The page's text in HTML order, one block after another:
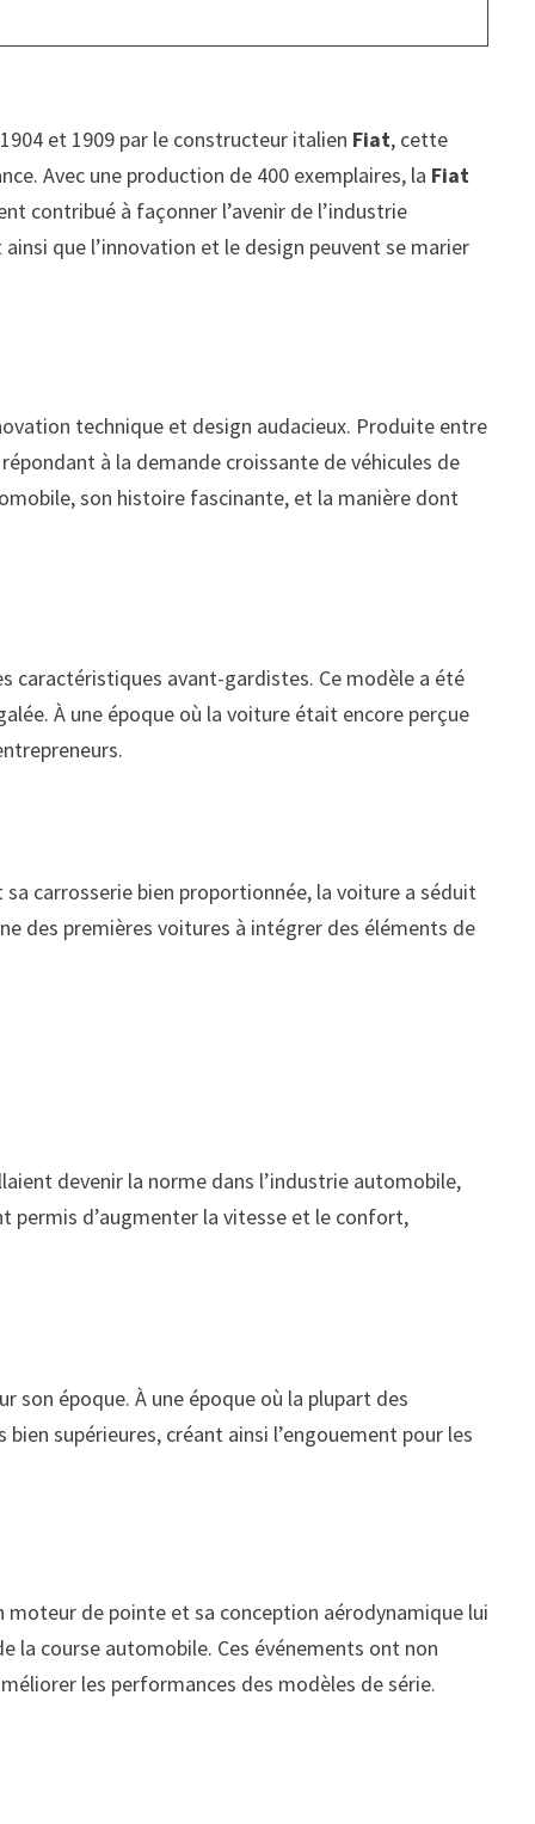
et 1909 par le constructeur italien Fiat, cette
Avec une production de 400 exemplaires, la Fiat
contribué à façonner l’avenir de l’industrie
que l’innovation et le design peuvent se marier
technique et design audacieux. Produite entre
à la demande croissante de véhicules de
son histoire fascinante, et la manière dont
caractéristiques avant-gardistes. Ce modèle a été
À une époque où la voiture était encore perçue
carrosserie bien proportionnée, la voiture a séduit
des premières voitures à intégrer des éléments de
devenir la norme dans l’industrie automobile,
permis d’augmenter la vitesse et le confort,
son époque. À une époque où la plupart des
supérieures, créant ainsi l’engouement pour les
de pointe et sa conception aérodynamique lui
la course automobile. Ces événements ont non
les performances des modèles de série.